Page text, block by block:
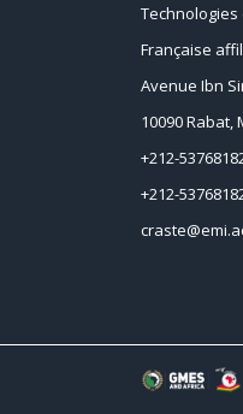
Technologies
Française
Avenue Ibn
10090 Rabat,
+212-
+212-